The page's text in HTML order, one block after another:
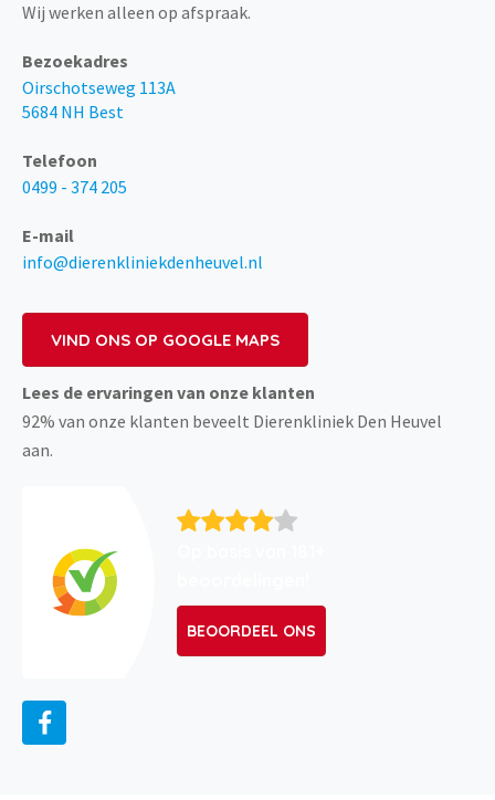
Wij werken alleen op afspraak.
Bezoekadres
Oirschotseweg 113A
5684 NH Best
Telefoon
0499 - 374 205
E-mail
info@dierenkliniekdenheuvel.nl
VIND ONS OP GOOGLE MAPS
Lees de ervaringen van onze klanten
92% van onze klanten beveelt Dierenkliniek Den Heuvel
aan.
BEOORDEEL ONS